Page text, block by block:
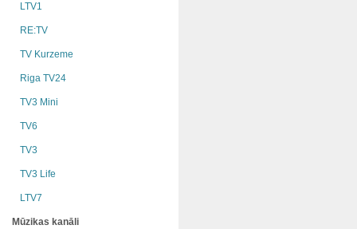
LTV1
RE:TV
TV Kurzeme
Riga TV24
TV3 Mini
TV6
TV3
TV3 Life
LTV7
Mūzikas kanāli